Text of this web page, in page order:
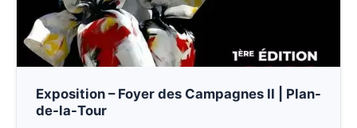
Exposition – Foyer des Campagnes II | Plan-
de-la-Tour